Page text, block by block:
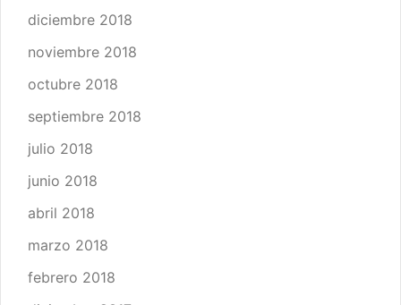
diciembre 2018
noviembre 2018
octubre 2018
septiembre 2018
julio 2018
junio 2018
abril 2018
marzo 2018
febrero 2018